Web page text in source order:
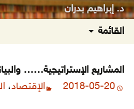
د. إبراهيم بدران
القائمة
إلى
المشاريع الإستراتيجية……
2018-05-20
الإقتصاد،